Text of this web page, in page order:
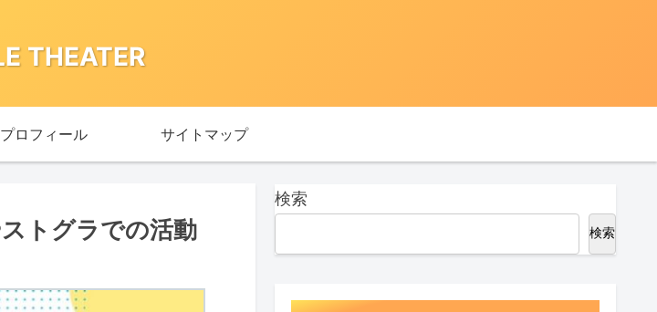
THEATER
プロフィール サイトマップ
トグラでの活動
検索
検索